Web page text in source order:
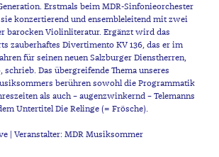
Erstmals beim MDR-Sinfonieorchester
konzertierend und ensembleleitend mit zwei
barocken Violinliteratur. Ergänzt wird das
zauberhaftes Divertimento KV 136, das er im
für seinen neuen Salzburger Dienstherren,
Das übergreifende Thema unseres
berühren sowohl die Programmatik
als auch – augenzwinkernd – Telemanns
Untertitel Die Relinge (= Frösche).
| Veranstalter: MDR Musiksommer